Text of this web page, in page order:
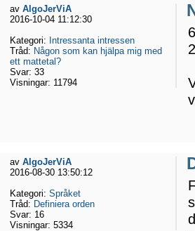
av AlgoJerViA
2016-10-04 11:12:30
Kategori: Intressanta intressen
Tråd: Någon som kan hjälpa mig med
ett mattetal?
Svar: 33
Visningar: 11794
av AlgoJerViA
2016-08-30 13:50:12
Kategori: Språket
Tråd: Definiera orden
Svar: 16
Visningar: 5334